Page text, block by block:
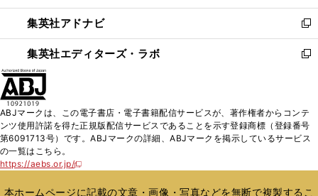
開
く
ウ
で
開
く
ン
ド
ウ
で
ウ
ィ
ン
ド
く
集英社アドナビ
新
し
い
ド
ウ
で
集英社エディターズ・ラボ
新
ィ
ン
ド
開
ABJマークは、この電子書店・電子書籍配信サービスが、著作権者からコンテ
ンツ使用許諾を得た正規版配信サービスであることを示す登録商標（登録番号
第6091713号）です。ABJマークの詳細、ABJマークを掲示しているサービス
の一覧はこちら。
https://aebs.or.jp/
新
い
本ホームページに記載の文章・画像・写真などを無断で複製するこ